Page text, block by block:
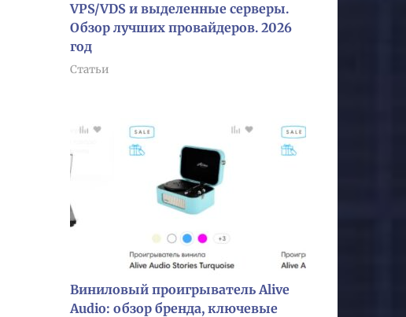
VPS/VDS и выделенные серверы.
Обзор лучших провайдеров. 2026
год
Статьи
Виниловый проигрыватель Alive
Audio: обзор бренда, ключевые